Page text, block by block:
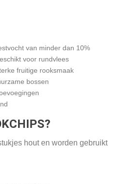
van minder dan 10%
voor rundvlees
fruitige rooksmaak
bossen
hout en worden gebruikt